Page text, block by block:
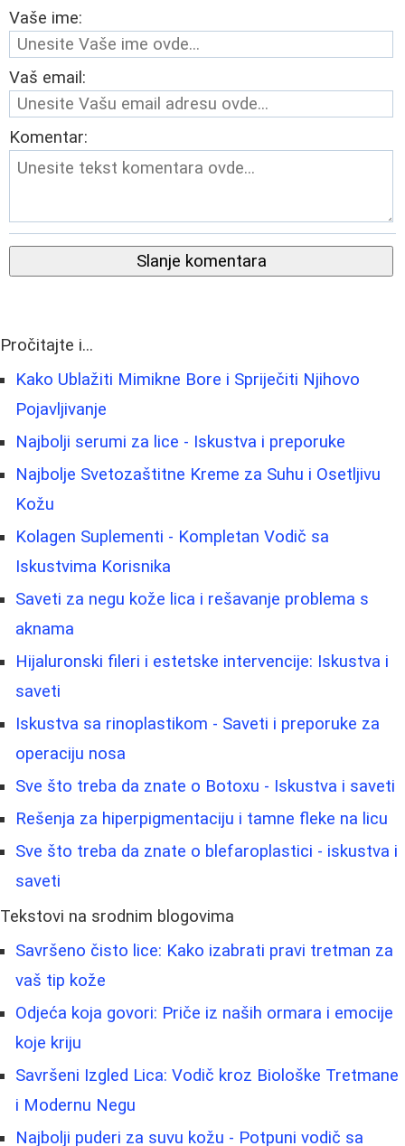
Vaše ime:
Vaš email:
Komentar:
Slanje komentara
Pročitajte i...
Kako Ublažiti Mimikne Bore i Spriječiti Njihovo
Pojavljivanje
Najbolji serumi za lice - Iskustva i preporuke
Najbolje Svetozaštitne Kreme za Suhu i Osetljivu
Kožu
Kolagen Suplementi - Kompletan Vodič sa
Iskustvima Korisnika
Saveti za negu kože lica i rešavanje problema s
aknama
Hijaluronski fileri i estetske intervencije: Iskustva i
saveti
Iskustva sa rinoplastikom - Saveti i preporuke za
operaciju nosa
Sve što treba da znate o Botoxu - Iskustva i saveti
Rešenja za hiperpigmentaciju i tamne fleke na licu
Sve što treba da znate o blefaroplastici - iskustva i
saveti
Tekstovi na srodnim blogovima
Savršeno čisto lice: Kako izabrati pravi tretman za
vaš tip kože
Odjeća koja govori: Priče iz naših ormara i emocije
koje kriju
Savršeni Izgled Lica: Vodič kroz Biološke Tretmane
i Modernu Negu
Najbolji puderi za suvu kožu - Potpuni vodič sa